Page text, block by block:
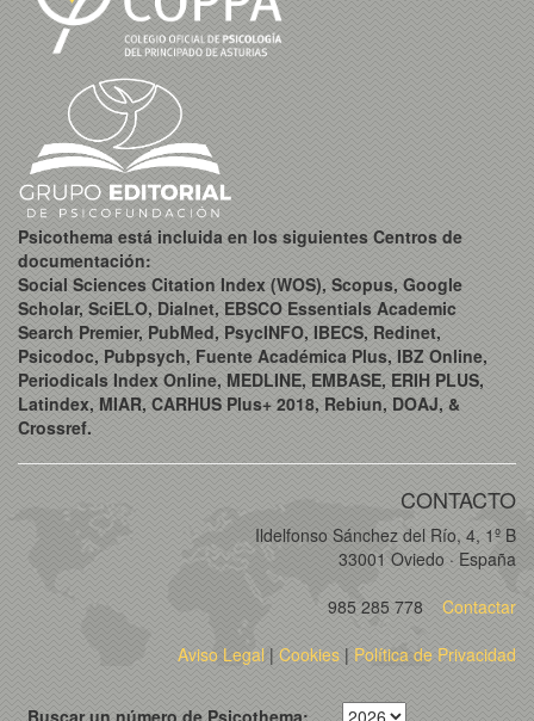
Psicothema está incluida en los siguientes Centros de
documentación:
Social Sciences Citation Index (WOS), Scopus, Google
Scholar, SciELO, Dialnet, EBSCO Essentials Academic
Search Premier, PubMed, PsycINFO, IBECS, Redinet,
Psicodoc, Pubpsych, Fuente Académica Plus, IBZ Online,
Periodicals Index Online, MEDLINE, EMBASE, ERIH PLUS,
Latindex, MIAR, CARHUS Plus+ 2018, Rebiun, DOAJ, &
Crossref.
CONTACTO
Ildelfonso Sánchez del Río, 4, 1º B
33001 Oviedo · España
985 285 778
Contactar
Aviso Legal| Cookies | Política de Privacidad
Buscar un número de Psicothema: